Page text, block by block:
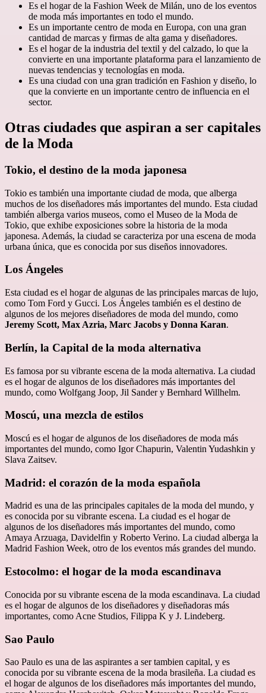
Es el hogar de la Fashion Week de Milán, uno de los eventos
de moda más importantes en todo el mundo.
Es un importante centro de moda en Europa, con una gran
cantidad de marcas y firmas de alta gama y diseñadores.
Es el hogar de la industria del textil y del calzado, lo que la
convierte en una importante plataforma para el lanzamiento de
nuevas tendencias y tecnologías en moda.
Es una ciudad con una gran tradición en Fashion y diseño, lo
que la convierte en un importante centro de influencia en el
sector.
Otras ciudades que aspiran a ser capitales
de la Moda
Tokio, el destino de la moda japonesa
Tokio es también una importante ciudad de moda, que alberga
muchos de los diseñadores más importantes del mundo. Esta ciudad
también alberga varios museos, como el Museo de la Moda de
Tokio, que exhibe exposiciones sobre la historia de la moda
japonesa. Además, la ciudad se caracteriza por una escena de moda
urbana única, que es conocida por sus diseños innovadores.
Los Ángeles
Esta ciudad es el hogar de algunas de las principales marcas de lujo,
como Tom Ford y Gucci. Los Ángeles también es el destino de
algunos de los mejores diseñadores de moda del mundo, como
Jeremy Scott, Max Azria, Marc Jacobs y Donna Karan.
Berlín, la Capital de la moda alternativa
Es famosa por su vibrante escena de la moda alternativa. La ciudad
es el hogar de algunos de los diseñadores más importantes del
mundo, como Wolfgang Joop, Jil Sander y Bernhard Willhelm.
Moscú, una mezcla de estilos
Moscú es el hogar de algunos de los diseñadores de moda más
importantes del mundo, como Igor Chapurin, Valentin Yudashkin y
Slava Zaitsev.
Madrid: el corazón de la moda española
Madrid es una de las principales capitales de la moda del mundo, y
es conocida por su vibrante escena. La ciudad es el hogar de
algunos de los diseñadores más importantes del mundo, como
Amaya Arzuaga, Davidelfin y Roberto Verino. La ciudad alberga la
Madrid Fashion Week, otro de los eventos más grandes del mundo.
Estocolmo: el hogar de la moda escandinava
Conocida por su vibrante escena de la moda escandinava. La ciudad
es el hogar de algunos de los diseñadores y diseñadoras más
importantes, como Acne Studios, Filippa K y J. Lindeberg.
Sao Paulo
Sao Paulo es una de las aspirantes a ser tambien capital, y es
conocida por su vibrante escena de la moda brasileña. La ciudad es
el hogar de algunos de los diseñadores más importantes del mundo,